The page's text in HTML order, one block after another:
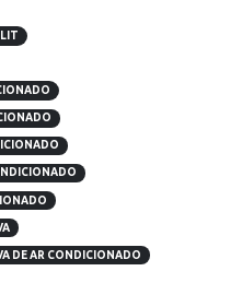
DE AR CONDICIONADO